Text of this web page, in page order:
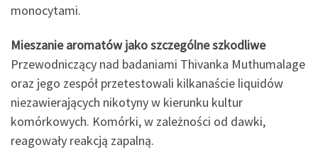
monocytami.
Mieszanie aromatów jako szczególne szkodliwe
Przewodniczący nad badaniami Thivanka Muthumalage
oraz jego zespół przetestowali kilkanaście liquidów
niezawierających nikotyny w kierunku kultur
komórkowych. Komórki, w zależności od dawki,
reagowały reakcją zapalną.